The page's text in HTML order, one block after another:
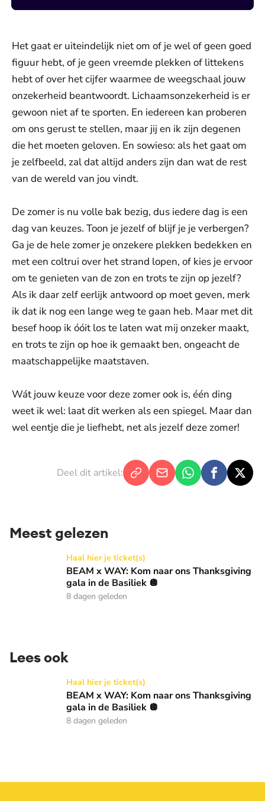
Het gaat er uiteindelijk niet om of je wel of geen goed
figuur hebt, of je geen vreemde plekken of littekens
hebt of over het cijfer waarmee de weegschaal jouw
onzekerheid beantwoordt. Lichaamsonzekerheid is er
gewoon niet af te sporten. En iedereen kan proberen
om ons gerust te stellen, maar jij en ik zijn degenen
die het moeten geloven. En sowieso: als het gaat om
je zelfbeeld, zal dat altijd anders zijn dan wat de rest
van de wereld van jou vindt.
De zomer is nu volle bak bezig, dus iedere dag is een
dag van keuzes. Toon je jezelf of blijf je je verbergen?
Ga je de hele zomer je onzekere plekken bedekken en
met een coltrui over het strand lopen, of kies je ervoor
om te genieten van de zon en trots te zijn op jezelf?
Als ik daar zelf eerlijk antwoord op moet geven, merk
ik dat ik nog een lange weg te gaan heb. Maar met dit
besef hoop ik óóit los te laten wat mij onzeker maakt,
en trots te zijn op hoe ik gemaakt ben, ongeacht de
maatschappelijke maatstaven.
Wát jouw keuze voor deze zomer ook is, één ding
weet ik wel: laat dit werken als een spiegel. Maar dan
wel eentje die je liefhebt, net als jezelf deze zomer!
Deel dit artikel:
Meest gelezen
BEAM x WAY: Kom naar ons Thanksgiving gala in de
Haal hier je ticket(s)
BEAM x WAY: Kom naar ons Thanksgiving
gala in de Basiliek 🪩
8 dagen geleden
Lees ook
BEAM x WAY: Kom naar ons Thanksgiving gala in de
Haal hier je ticket(s)
BEAM x WAY: Kom naar ons Thanksgiving
gala in de Basiliek 🪩
8 dagen geleden